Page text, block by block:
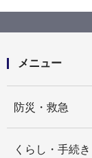
メニュー
防災・救急
くらし・手続き